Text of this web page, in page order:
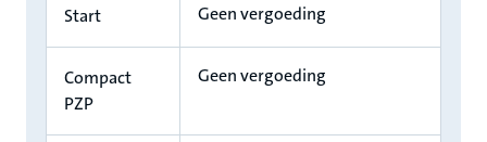
Start Geen vergoeding
Compact
PZP
Geen vergoeding